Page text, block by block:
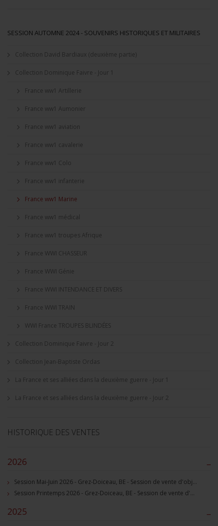
SESSION AUTOMNE 2024 - SOUVENIRS HISTORIQUES ET MILITAIRES
Collection David Bardiaux (deuxième partie)
Collection Dominique Faivre - Jour 1
France ww1 Artillerie
France ww1 Aumonier
France ww1 aviation
France ww1 cavalerie
France ww1 Colo
France ww1 infanterie
France ww1 Marine
France ww1 médical
France ww1 troupes Afrique
France WWI CHASSEUR
France WWI Génie
France WWI INTENDANCE ET DIVERS
France WWI TRAIN
WWI France TROUPES BLINDÉES
Collection Dominique Faivre - Jour 2
Collection Jean-Baptiste Ordas
La France et ses alliées dans la deuxième guerre - Jour 1
La France et ses alliées dans la deuxième guerre - Jour 2
HISTORIQUE DES VENTES
–
2026
Session Mai-Juin 2026 - Grez-Doiceau, BE - Session de vente d'objets militaire et souvenirs historiques
Session Printemps 2026 - Grez-Doiceau, BE - Session de vente d'objets militaire et souvenirs historiques
–
2025